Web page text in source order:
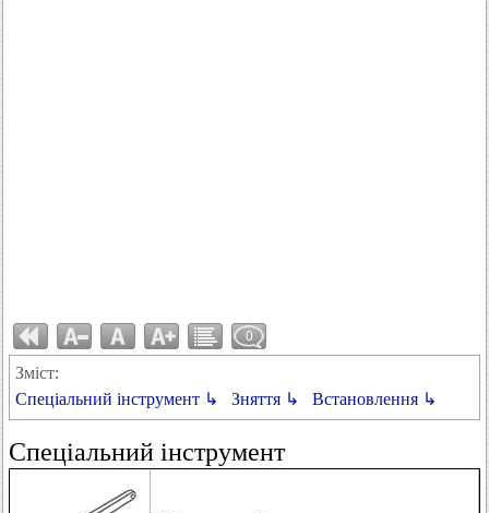
0
Зміст:
Спеціальний інструмент ↳
Зняття ↳ Встановлення ↳
Спеціальний інструмент